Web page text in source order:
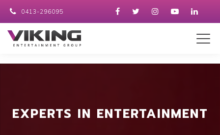
0413-296095
EXPERTS IN ENTERTAINMENT